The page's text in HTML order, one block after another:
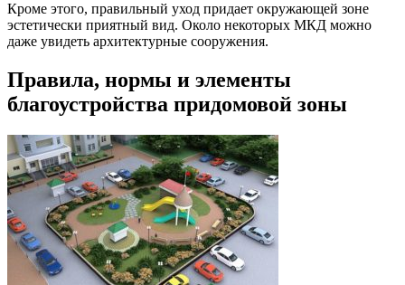
Кроме этого, правильный уход придает окружающей зоне
эстетически приятный вид. Около некоторых МКД можно
даже увидеть архитектурные сооружения.
Правила, нормы и элементы
благоустройства придомовой зоны